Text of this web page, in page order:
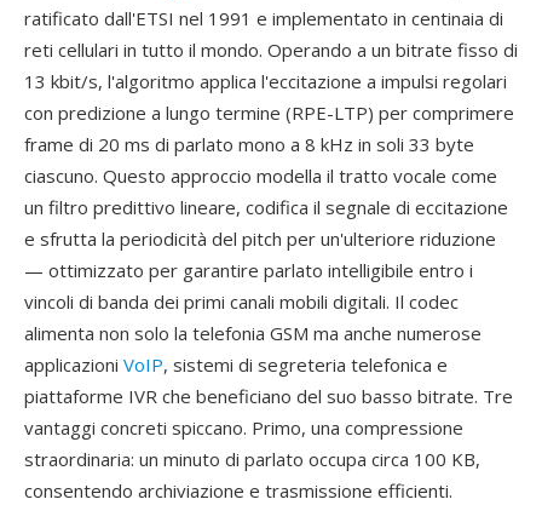
ratificato dall'ETSI nel 1991 e implementato in centinaia di
reti cellulari in tutto il mondo. Operando a un bitrate fisso di
13 kbit/s, l'algoritmo applica l'eccitazione a impulsi regolari
con predizione a lungo termine (RPE-LTP) per comprimere
frame di 20 ms di parlato mono a 8 kHz in soli 33 byte
ciascuno. Questo approccio modella il tratto vocale come
un filtro predittivo lineare, codifica il segnale di eccitazione
e sfrutta la periodicità del pitch per un'ulteriore riduzione
— ottimizzato per garantire parlato intelligibile entro i
vincoli di banda dei primi canali mobili digitali. Il codec
alimenta non solo la telefonia GSM ma anche numerose
applicazioni VoIP, sistemi di segreteria telefonica e
piattaforme IVR che beneficiano del suo basso bitrate. Tre
vantaggi concreti spiccano. Primo, una compressione
straordinaria: un minuto di parlato occupa circa 100 KB,
consentendo archiviazione e trasmissione efficienti.